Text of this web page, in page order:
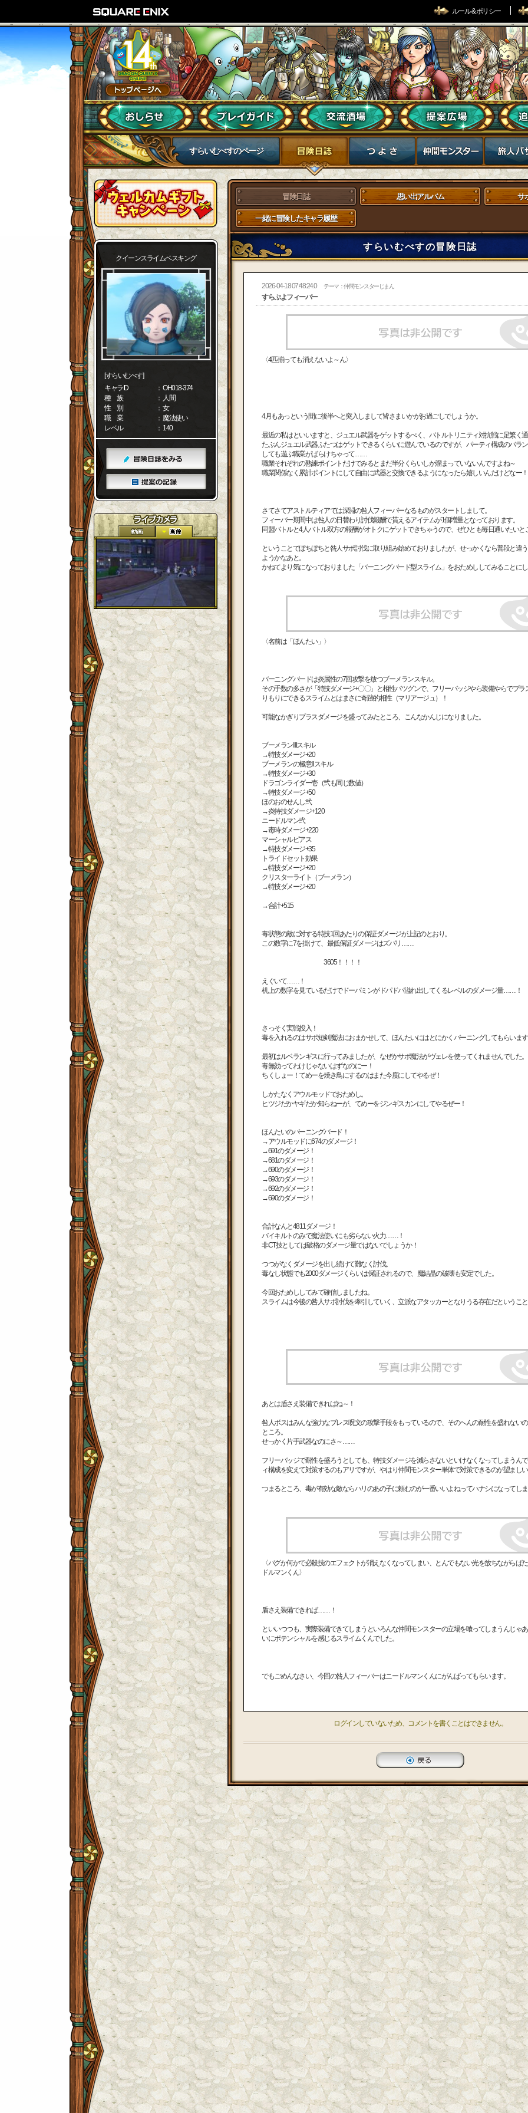
ルール & ポリシー
すらいむべすのページ
クイーンスライムベスキング
[すらいむべす]
キャラID
： OH018-374
種 族
： 人間
性 別
： 女
職 業
： 魔法使い
レベル
： 140
冒険日誌 思い出アルバム サ
一緒に冒険したキャラ履歴
すらいむべすの冒険日誌
2026-04-18 07:48:24.0 テーマ：仲間モンスターじまん
すらぷよフィーバー
〈4匹揃っても消えないよ～ん〉
4月もあっという間に後半へと突入しまして皆さまいかがお過ごしでしょうか。
最近の私はといいますと、ジュエル武器をゲットするべく、バトルトリニティ対抗戦に足繁く
たぶんジュエル武器ふたつはゲットできるくらいに遊んでいるのですが、パーティ構成のバラ
しても遊ぶ職業がばらけちゃって……
職業それぞれの熟練ポイントだけでみるとまだ半分くらいしか溜まっていないんですよね～
職業関係なく累計ポイントにして自由に武器と交換できるようになったら嬉しいんだけどなー！
さてさてアストルティアでは深淵の咎人フィーバーなるものがスタートしまして。
フィーバー期間中は咎人の日替わり討伐報酬で貰えるアイテムが1個増量となっております。
同盟バトルと4人バトル双方の報酬がオトクにゲットできちゃうので、ぜひとも毎日通いたいと
ということでぼちぼちと咎人サポ討伐に取り組み始めておりましたが、せっかくなら普段と違
ようかなあと。
かねてより気になっておりました「バーニングバード型スライム」をおためししてみることに
〈名前は「ほんたい」〉
バーニングバードは炎属性の7回攻撃を放つブーメランスキル。
その手数の多さが「特技ダメージ+〇〇」と相性バツグンで、フリーバッジやら装備やらでプラ
りもりにできるスライムとはまさに奇跡的相性（マリアージュ）！
可能なかぎりプラスダメージを盛ってみたところ、こんなかんじになりました。
ブーメランⅢスキル
→特技ダメージ+20
ブーメランの極意Ⅱスキル
→特技ダメージ+30
ドラゴンライダー壱（弐も同じ数値）
→特技ダメージ+50
ほのおのせんし弐
→炎特技ダメージ+120
ニードルマン弐
→毒時ダメージ+220
マーシャルピアス
→特技ダメージ+35
トライドセット効果
→特技ダメージ+20
クリスターライト（ブーメラン）
→特技ダメージ+20
→合計+515
毒状態の敵に対する特技1回あたりの保証ダメージが上記のとおり。
この数字に7を掛けて、最低保証ダメージはズバリ……
3605！！！！
えぐいて……！
机上の数字を見ているだけでドーパミンがドパドパ溢れ出してくるレベルのダメージ量……！
さっそく実戦投入！
毒を入れるのはサポ短剣魔法におまかせして、ほんたいにはとにかくバーニングしてもらいま
最初はルベランギスに行ってみましたが、なぜかサポ魔法がヴェレを使ってくれませんでした。
毒無効ってわけじゃないはずなのにー！
ちくしょー！てめーを焼き鳥にするのはまた今度にしてやるぜ！
しかたなくアウルモッドでおためし。
ヒツジだかヤギだか知らねーが、てめーをジンギスカンにしてやるぜー！
ほんたいのバーニングバード！
→アウルモッドに674のダメージ！
→691のダメージ！
→681のダメージ！
→690のダメージ！
→693のダメージ！
→692のダメージ！
→690のダメージ！
合計なんと4811ダメージ！
バイキルトのみで魔法使いにも劣らない火力……！
非CT技としては破格のダメージ量ではないでしょうか！
つつがなくダメージを出し続けて難なく討伐。
毒なし状態でも2000ダメージくらいは保証されるので、魔結晶の破壊も安定でした。
今回おためししてみて確信しましたね。
スライムは今後の咎人サポ討伐を牽引していく、立派なアタッカーとなりうる存在だという
あとは盾さえ装備できればね～！
咎人ボスはみんな強力なブレス呪文の攻撃手段をもっているので、そのへんの耐性を盛れない
ところ。
せっかく片手武器なのにさ～……
フリーバッジで耐性を盛ろうとしても、特技ダメージを減らさないといけなくなってしまうん
ィ構成を変えて対策するのもアリですが、やはり仲間モンスター単体で対策できるのが望まし
つまるところ、毒が有効な敵ならハリのあの子に頼むのが一番いいよねってハナシになってし
〈バグか何かで必殺技のエフェクトが消えなくなってしまい、とんでもない光を放ちながらば
ドルマンくん〉
盾さえ装備できれば……！
といいつつも、実際装備できてしまうといろんな仲間モンスターの立場を喰ってしまうんじゃ
いにポテンシャルを感じるスライムくんでした。
でもごめんなさい、今回の咎人フィーバーはニードルマンくんにがんばってもらいます。
ログインしていないため、コメントを書くことはできません。